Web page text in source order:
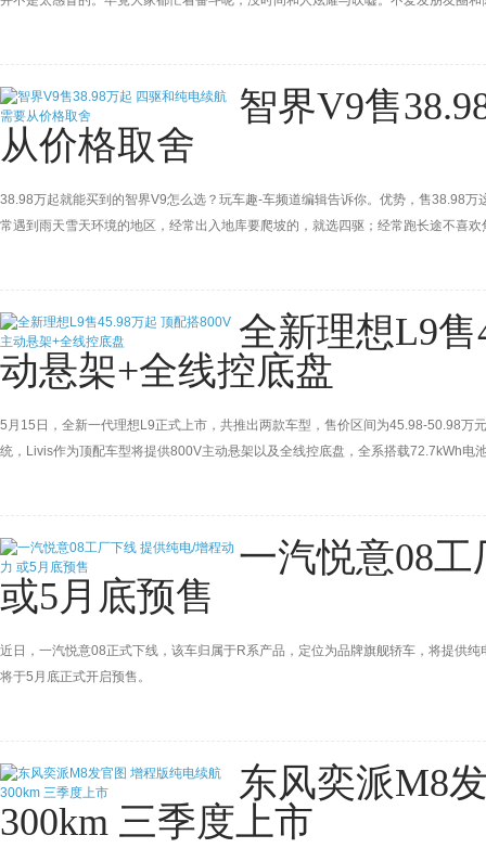
智界V9售
从价格取舍
38.98万起就能买到的智界V9怎么选？玩车趣-车频道编辑告诉你。优势，售38.98
常遇到雨天雪天环境的地区，经常出入地库要爬坡的，就选四驱；经常跑长途不喜
全新理想L9
动悬架+全线控底盘
5月15日，全新一代理想L9正式上市，共推出两款车型，售价区间为45.98-50.98
统，Livis作为顶配车型将提供800V主动悬架以及全线控底盘，全系搭载72.7kWh
一汽悦意08
或5月底预售
近日，一汽悦意08正式下线，该车归属于R系产品，定位为品牌旗舰轿车，将提供
将于5月底正式开启预售。
东风奕派M8
300km 三季度上市